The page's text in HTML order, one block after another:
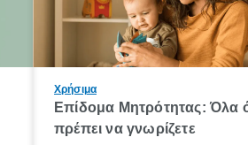
Χρήσιμα
Επίδομα Μητρότητας: Όλα
πρέπει να γνωρίζετε